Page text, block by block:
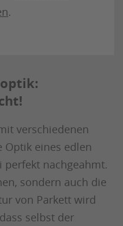
.
verschiedenen
Optik eines edlen
nachgeahmt.
sondern auch die
von Parkett wird
selbst der